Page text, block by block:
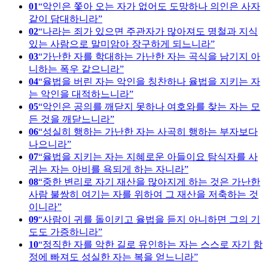
01 악인은 쫓아 오는 자가 없어도 도망하나 의인은 사자
같이 담대하니라
02 나라는 죄가 있으면 주관자가 많아져도 명철과 지식
있는 사람으로 말미암아 장구하게 되느니라
03 가난한 자를 학대하는 가난한 자는 곡식을 남기지 아
니하는 폭우 같으니라
04 율법을 버린 자는 악인을 칭찬하나 율법을 지키는 자
는 악인을 대적하느니라
05 악인은 공의를 깨닫지 못하나 여호와를 찾는 자는 모
든 것을 깨닫느니라
06 성실히 행하는 가난한 자는 사곡히 행하는 부자보다
나으니라
07 율법을 지키는 자는 지혜로운 아들이요 탐식자를 사
귀는 자는 아비를 욕되게 하는 자니라
08 중한 변리로 자기 재산을 많아지게 하는 것은 가난한
사람 불쌍히 여기는 자를 위하여 그 재산을 저축하는 것
이니라
09 사람이 귀를 돌이키고 율법을 듣지 아니하면 그의 기
도도 가증하니라
10 정직한 자를 악한 길로 유인하는 자는 스스로 자기 함
정에 빠져도 성실한 자는 복을 얻느니라